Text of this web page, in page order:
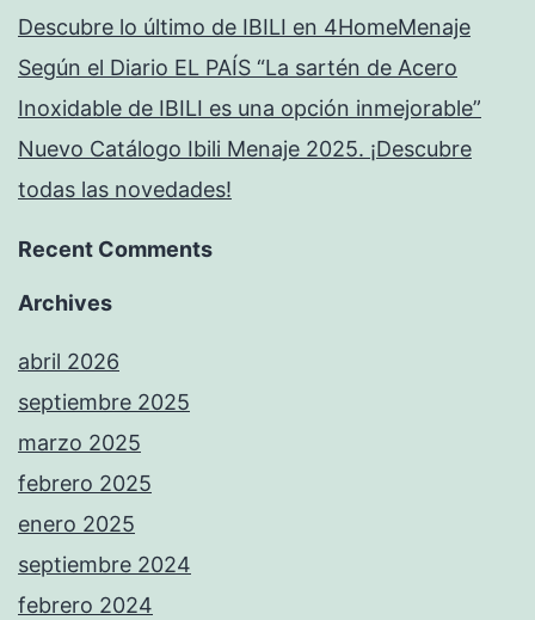
Descubre lo último de IBILI en 4HomeMenaje
Según el Diario EL PAÍS “La sartén de Acero
Inoxidable de IBILI es una opción inmejorable”
Nuevo Catálogo Ibili Menaje 2025. ¡Descubre
todas las novedades!
Recent Comments
Archives
abril 2026
septiembre 2025
marzo 2025
febrero 2025
enero 2025
septiembre 2024
febrero 2024